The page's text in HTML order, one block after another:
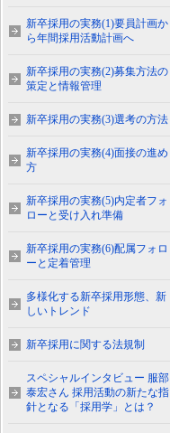
新卒採用の実務(1)要員計画か
ら年間採用活動計画へ
新卒採用の実務(2)募集方法の
策定と情報管理
新卒採用の実務(3)選考の方法
新卒採用の実務(4)面接の進め
方
新卒採用の実務(5)内定者フォ
ローと受け入れ準備
新卒採用の実務(6)配属フォロ
ーと定着管理
多様化する新卒採用形態、新
しいトレンド
新卒採用に関する法規制
スペシャルインタビュー 服部
泰宏さん 採用活動の新たな指
針となる「採用学」とは？